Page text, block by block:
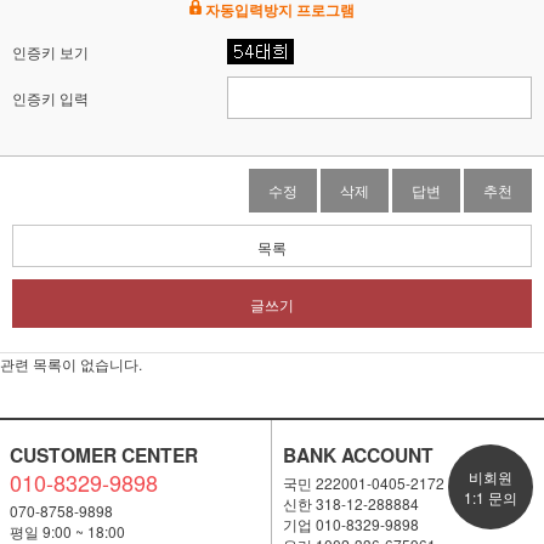
자동입력방지 프로그램
인증키 보기
인증키 입력
수정 삭제 답변 추천
목록
글쓰기
관련 목록이 없습니다.
CUSTOMER CENTER
010-8329-9898
070-8758-9898
평일 9:00 ~ 18:00
BANK ACCOUNT
국민 222001-0405-2172
신한 318-12-288884
기업 010-8329-9898
비회원
1:1 문의